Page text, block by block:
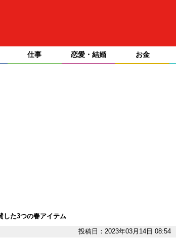
仕事 恋愛・結婚 お金
した3つの春アイテム
投稿日：2023年03月14日 08:54